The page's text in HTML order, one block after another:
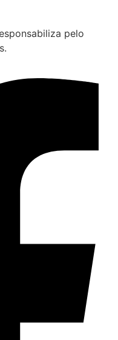
pelo